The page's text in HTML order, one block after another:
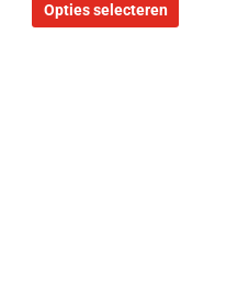
Opties selecteren